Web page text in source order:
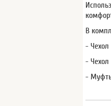
В
- Чехол
- Чехол
-